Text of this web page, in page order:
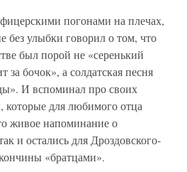
погонами на плечах,
без улыбки говорил о том, что
был порой не «серенький
за бочок», а солдатская песня
И вспоминал про своих
которые для любимого отца
живое напоминание о
и остались для Дроздовского-
«братцами».